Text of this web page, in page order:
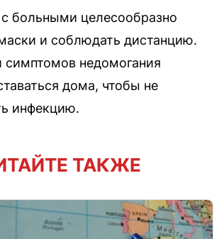
с больными целесообразно
и соблюдать дистанцию.
симптомов недомогания
дома, чтобы не
инфекцию.
ТАКЖЕ